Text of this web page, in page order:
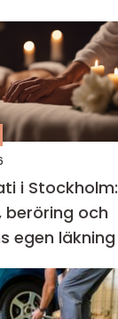
i Stockholm:
beröring och
egen läkning